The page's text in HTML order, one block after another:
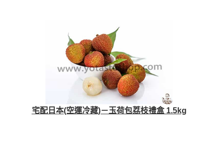
宅配日本(空運冷藏)－玉荷包荔枝禮盒 1.5kg